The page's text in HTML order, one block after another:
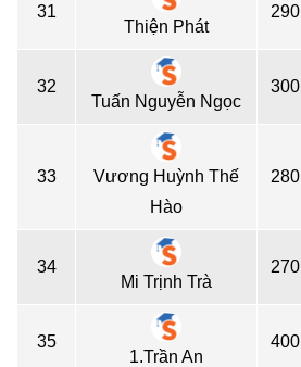
31
Thiện Phát
290
32
Tuấn Nguyễn Ngọc
300
33
Vương Huỳnh Thế
Hào
280
34
Mi Trịnh Trà
270
35
1.Trần An
400